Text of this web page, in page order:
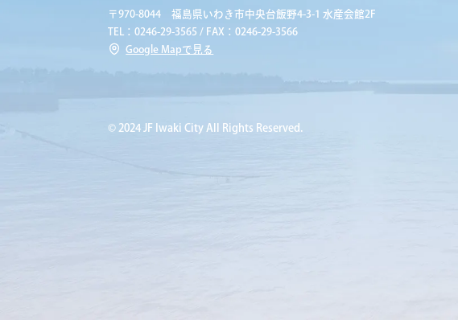
〒970-8044 福島県いわき市中央台飯野4-3-1 水産会館2F
TEL：0246-29-3565 / FAX：0246-29-3566
Google Mapで見る
© 2024 JF Iwaki City All Rights Reserved.